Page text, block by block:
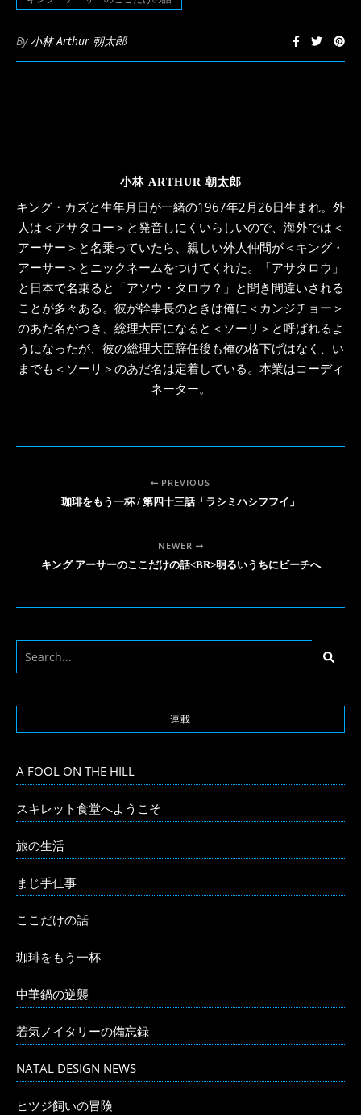
開
す)
By 小林 Arthur 朝太郎
小林 ARTHUR 朝太郎
キング・カズと生年月日が一緒の1967年2月26日生まれ。外
人は＜アサタロー＞と発音しにくいらしいので、海外では＜
アーサー＞と名乗っていたら、親しい外人仲間が＜キング・
アーサー＞とニックネームをつけてくれた。「アサタロウ」
と日本で名乗ると「アソウ・タロウ？」と聞き間違いされる
ことが多々ある。彼が幹事長のときは俺に＜カンジチョー＞
のあだ名がつき、総理大臣になると＜ソーリ＞と呼ばれるよ
うになったが、彼の総理大臣辞任後も俺の格下げはなく、い
までも＜ソーリ＞のあだ名は定着している。本業はコーディ
ネーター。
PREVIOUS
珈琲をもう一杯 / 第四十三話「ラシミハシフフイ」
NEWER
キング アーサーのここだけの話<BR>明るいうちにビーチへ
連載
A FOOL ON THE HILL
スキレット食堂へようこそ
旅の生活
まじ手仕事
ここだけの話
珈琲をもう一杯
中華鍋の逆襲
若気ノイタリーの備忘録
NATAL DESIGN NEWS
ヒツジ飼いの冒険